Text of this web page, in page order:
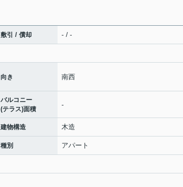
敷引 / 償却 - / -
向き 南西
バルコニー
(テラス)面積
-
建物構造 木造
種別 アパート